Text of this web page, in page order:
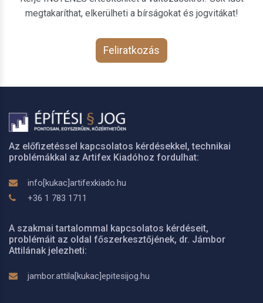
megtakaríthat, elkerülheti a bírságokat és jogvitákat!
Feliratkozás
Az előfizetéssel kapcsolatos kérdésekkel, technikai
problémákkal az Artifex Kiadóhoz fordulhat:
info[kukac]artifexkiado.hu
+36 1 783 1711
A szakmai tartalommal kapcsolatos kérdéseit,
problémáit az oldal főszerkesztőjének, dr. Jámbor
Attilának jelezheti:
jambor.attila[kukac]epitesijog.hu